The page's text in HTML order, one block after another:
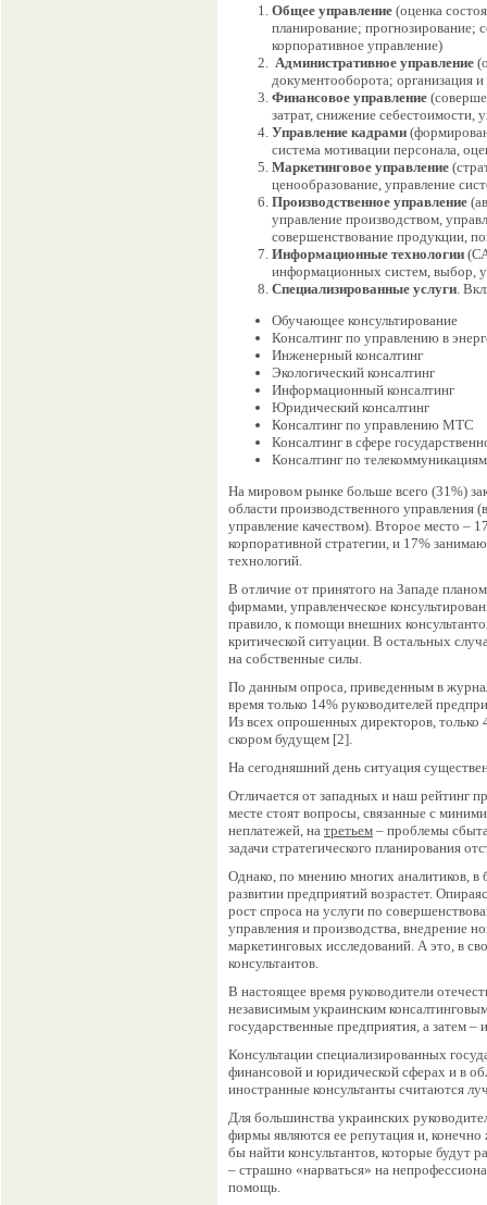
Общее управление (оценка
планирование; прогнозирование;
корпоративное управление)
Административное управление
документооборота; организация
Финансовое управление
затрат, снижение себестоимости,
Управление кадрами
система мотивации персонала,
Маркетинговое управление
ценообразование, управление
Производственное управление
управление производством,
совершенствование продукции,
Информационные технологии
информационных систем, выбор,
Специализированные услуги .
Обучающее консультирование
Консалтинг по управлению в
Инженерный консалтинг
Экологический консалтинг
Информационный консалтинг
Юридический консалтинг
Консалтинг по управлению МТС
Консалтинг в сфере
Консалтинг по телекоммуникациям
На мировом рынке больше всего (31%)
области производственного
управление качеством). Второе место –
корпоративной стратегии, и 17%
технологий.
В отличие от принятого на Западе
фирмами, управленческое
правило, к помощи внешних
критической ситуации. В остальных
на собственные силы.
По данным опроса, приведенным в
время только 14% руководителей
Из всех опрошенных директоров, только
скором будущем [2].
На сегодняшний день ситуация
Отличается от западных и наш рейтинг
месте стоят вопросы, связанные с
неплатежей, на третьем – проблемы
задачи стратегического планирования
Однако, по мнению многих аналитиков, в
развитии предприятий возрастет.
рост спроса на услуги по
управления и производства, внедрение
маркетинговых исследований. А это, в
консультантов.
В настоящее время руководители
независимым украинским
государственные предприятия, а затем
Консультации специализированных
финансовой и юридической сферах и в
иностранные консультанты считаются
Для большинства украинских
фирмы являются ее репутация и,
бы найти консультантов, которые будут
– страшно «нарваться» на
помощь.